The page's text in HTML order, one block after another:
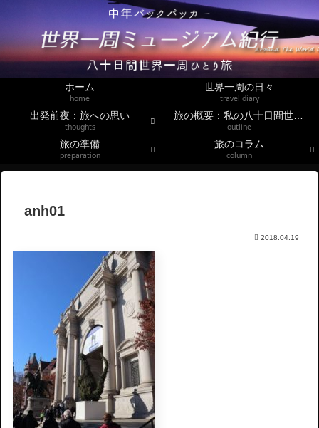
ホーム
home
世界一周の日々
travel diary
出発前夜：旅への思い
thoughts
旅の概要：私の八十日間世界一周
outline
旅の準備
preparation
旅のコラム
column
anh01
2018.04.19